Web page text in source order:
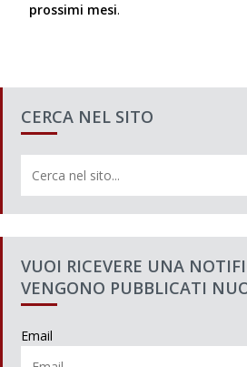
prossimi mesi.
CERCA NEL SITO
VUOI RICEVERE UNA
VENGONO PUBBLICATI
Email